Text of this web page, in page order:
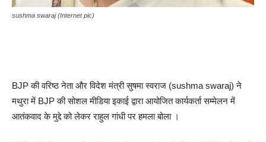
sushma swaraj (Internet pic)
BJP की वरिष्ठ नेता और विदेश मंत्री सुषमा स्वराज (sushma swaraj) ने
मथुरा में BJP की सोशल मीडिया इकाई द्वारा आयोजित कार्यकर्ता सम्मेलन में
आतंकवाद के मुद्दे को लेकर राहुल गांधी पर हमला बोला ।